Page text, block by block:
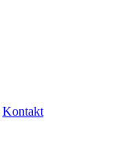
Kontakt